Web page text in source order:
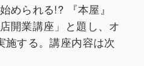
められる!? 『本屋』
開業講座」と題し、オ
施する。講座内容は次